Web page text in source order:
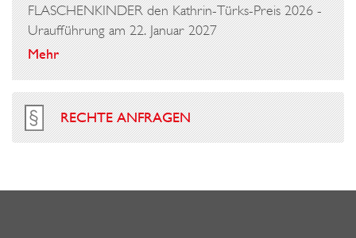
FLASCHENKINDER den Kathrin-Türks-Preis 2026 -
Uraufführung am 22. Januar 2027
Mehr
RECHTE ANFRAGEN